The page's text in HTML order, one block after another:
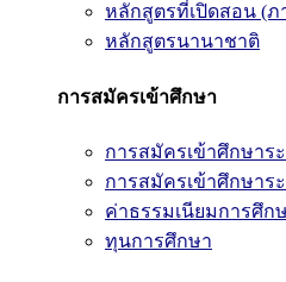
หลักสูตรที่เปิดสอน (ภ
หลักสูตรนานาชาติ
การสมัครเข้าศึกษา
การสมัครเข้าศึกษา
การสมัครเข้าศึกษา
ค่าธรรมเนียมการศึก
ทุนการศึกษา